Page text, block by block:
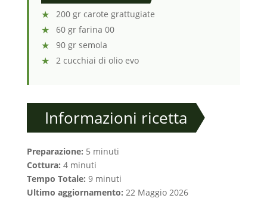
200 gr carote grattugiate
60 gr farina 00
90 gr semola
2 cucchiai di olio evo
Informazioni ricetta
Preparazione: 5 minuti
Cottura: 4 minuti
Tempo Totale: 9 minuti
Ultimo aggiornamento: 22 Maggio 2026